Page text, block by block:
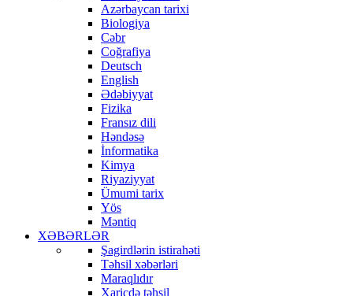
Azərbaycan tarixi
Biologiya
Cəbr
Coğrafiya
Deutsch
English
Ədəbiyyat
Fizika
Fransız dili
Həndəsə
İnformatika
Kimya
Riyaziyyat
Ümumi tarix
Yös
Məntiq
XƏBƏRLƏR
Şagirdlərin istirahəti
Təhsil xəbərləri
Maraqlıdır
Xaricdə təhsil